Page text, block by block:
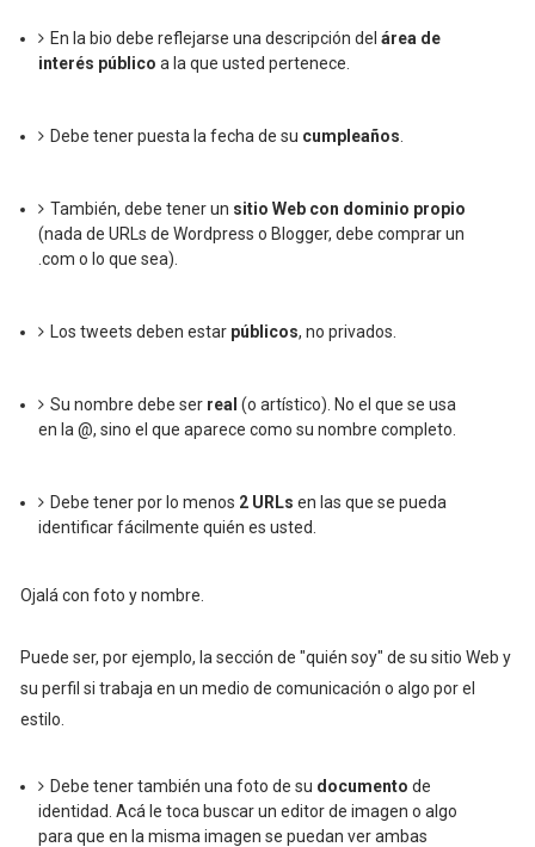
En la bio debe reflejarse una descripción del área de
interés público a la que usted pertenece.
Debe tener puesta la fecha de su cumpleaños.
También, debe tener un sitio Web con dominio propio
(nada de URLs de Wordpress o Blogger, debe comprar un
.com o lo que sea).
Los tweets deben estar públicos, no privados.
Su nombre debe ser real (o artístico). No el que se usa
en la @, sino el que aparece como su nombre completo.
Debe tener por lo menos 2 URLs en las que se pueda
identificar fácilmente quién es usted.
Ojalá con foto y nombre.
Puede ser, por ejemplo, la sección de "quién soy" de su sitio Web y
su perfil si trabaja en un medio de comunicación o algo por el
estilo.
Debe tener también una foto de su documento de
identidad. Acá le toca buscar un editor de imagen o algo
para que en la misma imagen se puedan ver ambas